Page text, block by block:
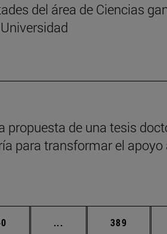
del área de Ciencias
propuesta de una tesis
para transformar el apoyo
... Páginas intermedias
Página
389